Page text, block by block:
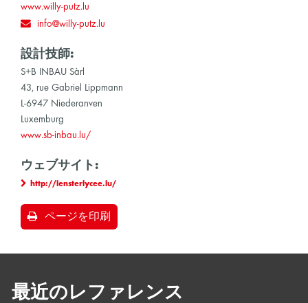
www.willy-putz.lu
info@willy-putz.lu
設計技師:
S+B INBAU Sàrl
43, rue Gabriel Lippmann
L-6947 Niederanven
Luxemburg
www.sb-inbau.lu/
ウェブサイト:
http://lensterlycee.lu/
ページを印刷
最近のレファレンス